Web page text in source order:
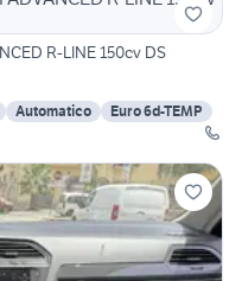
R-LINE 150cv DS
Automatico
Euro 6d-TEMP